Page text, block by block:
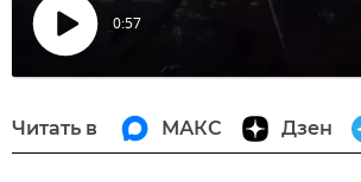
Воспроизвести
0:57
Читать в МАКС Дзен